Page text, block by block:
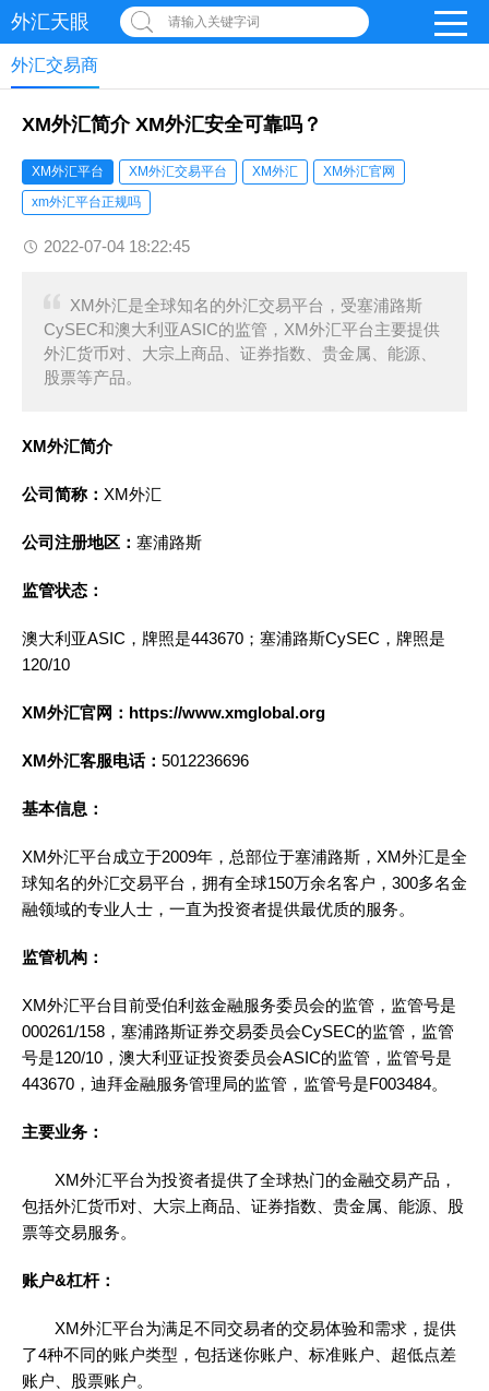
外汇天眼 请输入关键字词
外汇交易商
XM外汇简介 XM外汇安全可靠吗？
XM外汇平台 XM外汇交易平台 XM外汇
XM外汇官网
xm外汇平台正规吗
2022-07-04 18:22:45
XM外汇是全球知名的外汇交易平台，受塞浦路斯
CySEC和澳大利亚ASIC的监管，XM外汇平台主要提供
外汇货币对、大宗上商品、证券指数、贵金属、能源、
股票等产品。
XM外汇简介
公司简称： XM外汇
公司注册地区： 塞浦路斯
监管状态：
澳大利亚ASIC，牌照是443670；塞浦路斯CySEC，牌照是
120/10
XM外汇官网：https://www.xmglobal.org
XM外汇客服电话： 5012236696
基本信息：
XM外汇平台成立于2009年，总部位于塞浦路斯，XM外汇是全
球知名的外汇交易平台，拥有全球150万余名客户，300多名金
融领域的专业人士，一直为投资者提供最优质的服务。
监管机构：
XM外汇平台目前受伯利兹金融服务委员会的监管，监管号是
000261/158，塞浦路斯证券交易委员会CySEC的监管，监管
号是120/10，澳大利亚证投资委员会ASIC的监管，监管号是
443670，迪拜金融服务管理局的监管，监管号是F003484。
主要业务：
XM外汇平台为投资者提供了全球热门的金融交易产品，
包括外汇货币对、大宗上商品、证券指数、贵金属、能源、股
票等交易服务。
账户&杠杆：
XM外汇平台为满足不同交易者的交易体验和需求，提供
了4种不同的账户类型，包括迷你账户、标准账户、超低点差
账户、股票账户。